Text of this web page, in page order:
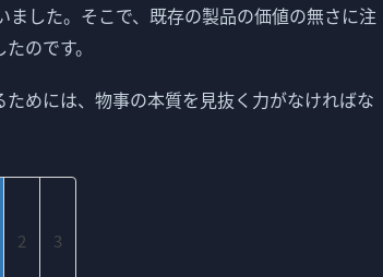
した。そこで、既存の製品の価値の無さに注
のです。
めには、物事の本質を見抜く力がなければな
2 3